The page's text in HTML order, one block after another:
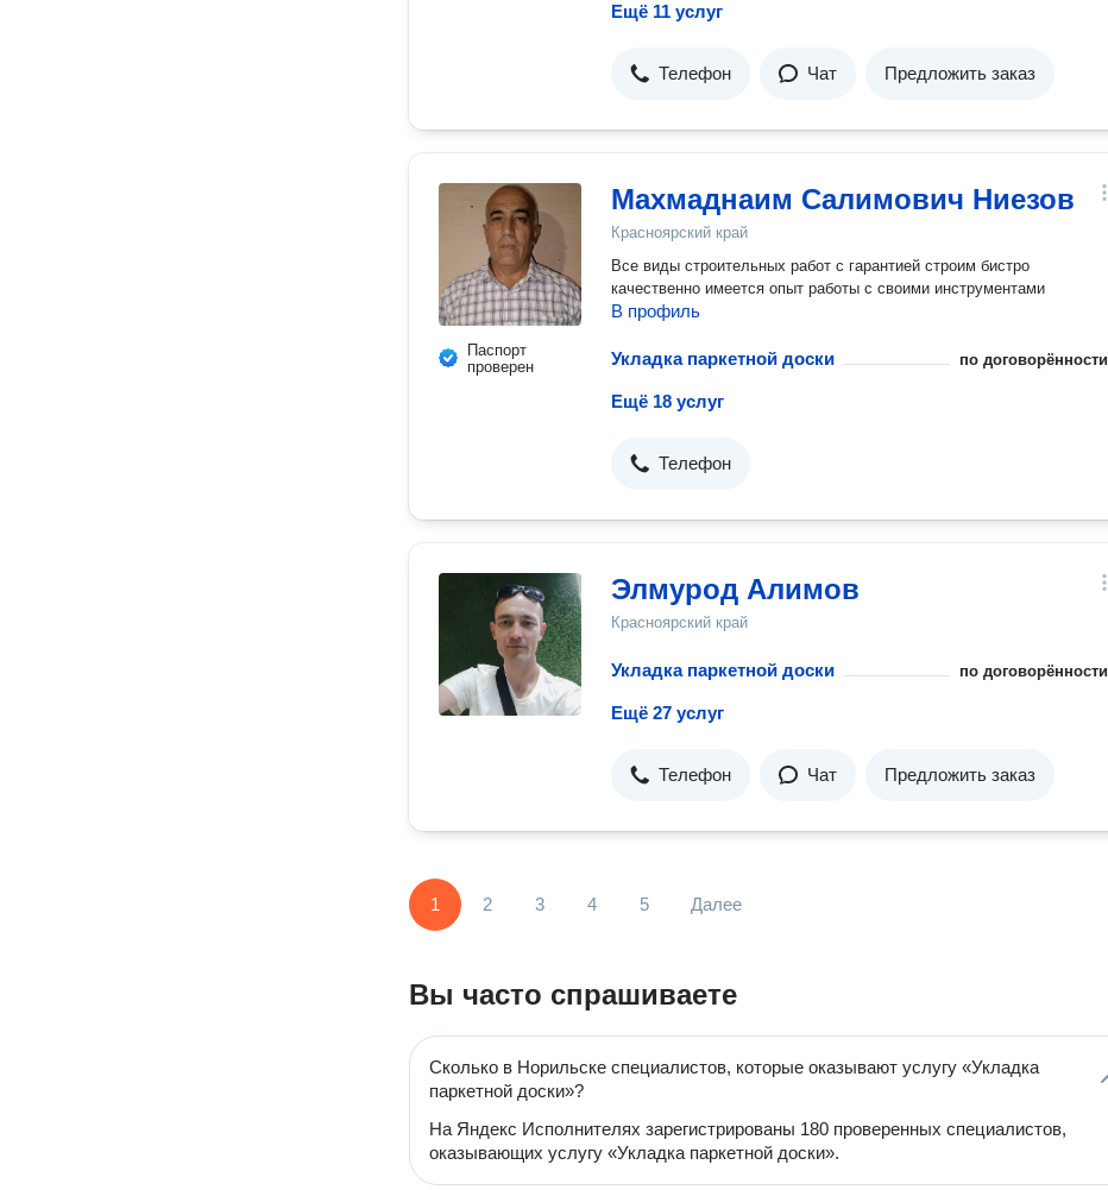
Ещё 11 услуг
Телефон Чат Предложить заказ
Паспорт
проверен
Махмаднаим Салимович Ниезов
Красноярский край
Все виды строительных работ с гарантией строим бистро
качественно имеется опыт работы с своими инструментами
В профиль
Укладка паркетной доски по договорённости
Ещё 18 услуг
Телефон
Элмурод Алимов
Красноярский край
Укладка паркетной доски по договорённости
Ещё 27 услуг
Телефон Чат Предложить заказ
1 2 3 4 5 Далее
Вы часто спрашиваете
Сколько в Норильске специалистов, которые оказывают услугу «Укладка
паркетной доски»?
На Яндекс Исполнителях зарегистрированы 180 проверенных специалистов,
оказывающих услугу «Укладка паркетной доски».